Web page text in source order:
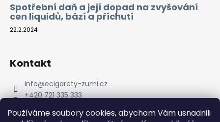
Používáme soubory cookies, abychom Vám usnadnili
Spotřební daň a její dopad na zvyšování
cen liquidů, bází a příchutí
22.2.2024
Kontakt
info@ecigarety-zumi.cz
+420 721 335 333